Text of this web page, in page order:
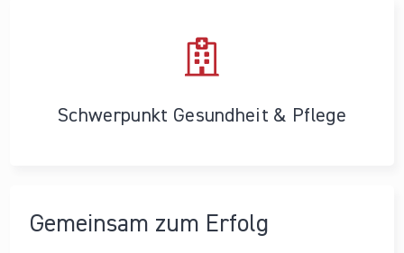
Schwerpunkt Gesundheit & Pflege
Gemeinsam zum Erfolg